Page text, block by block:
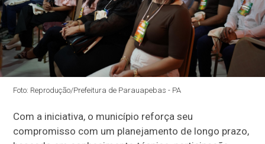
Foto: Reprodução/Prefeitura de Parauapebas - PA
Com a iniciativa, o município reforça seu
compromisso com um planejamento de longo prazo,